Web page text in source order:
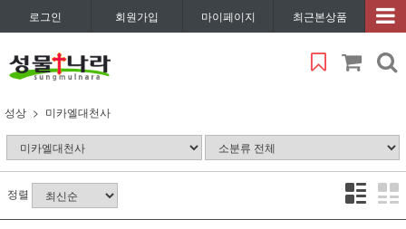
로그인 회원가입 마이페이지 최근본상품
성상 미카엘대천사
정렬